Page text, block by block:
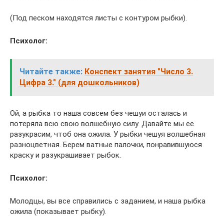
(Под песком находятся листы с контуром рыбки).
Психолог:
Читайте также: Конспект занятия "Число 3.
Цифра 3." (для дошкольников)
Ой, а рыбка то наша совсем без чешуи осталась и
потеряла всю свою волшебную силу. Давайте мы ее
разукрасим, чтоб она ожила. У рыбки чешуя волшебная
разноцветная. Берем ватные палочки, понравившуюся
краску и разукрашивает рыбок.
Психолог:
Молодцы, вы все справились с заданием, и наша рыбка
ожила (показывает рыбку).